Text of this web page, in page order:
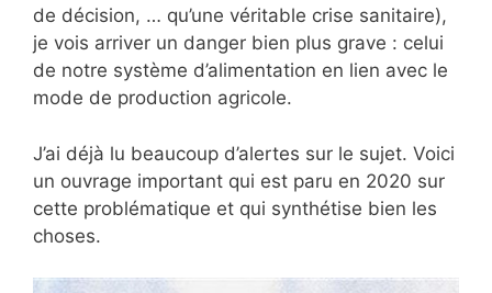
de décision, … qu’une véritable crise sanitaire),
je vois arriver un danger bien plus grave : celui
de notre système d’alimentation en lien avec le
mode de production agricole.
J’ai déjà lu beaucoup d’alertes sur le sujet. Voici
un ouvrage important qui est paru en 2020 sur
cette problématique et qui synthétise bien les
choses.